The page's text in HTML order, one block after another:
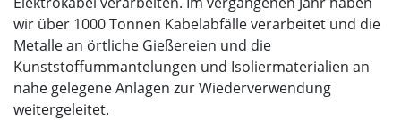
wir über 1000 Tonnen Kabelabfälle verarbeitet und die
Metalle an örtliche Gießereien und die
Kunststoffummantelungen und Isoliermaterialien an
nahe gelegene Anlagen zur Wiederverwendung
weitergeleitet.